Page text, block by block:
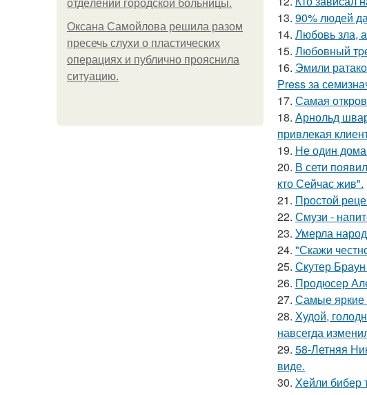
oтдeлeнии гopoдcкoй бoльницы.
Оксана Самойлова решила разом
пресечь слухи о пластических
операциях и публично прояснила
ситуацию.
13. 90% людей
14. Любовь зла,
15. Любoвный
16. Эмили
Press за
17. Самая
18. Арнольд
привлекая
19. Не один
20. В сети
кто Сейчас жив".
21. Простой
22. Смузи -
23. Умерла
24. "Скажи
25. Скутер
26. Продюсер
27. Самые яркие
28. Худой,
навсегда
29. 58-Летняя
виде.
30. Хейли бибер